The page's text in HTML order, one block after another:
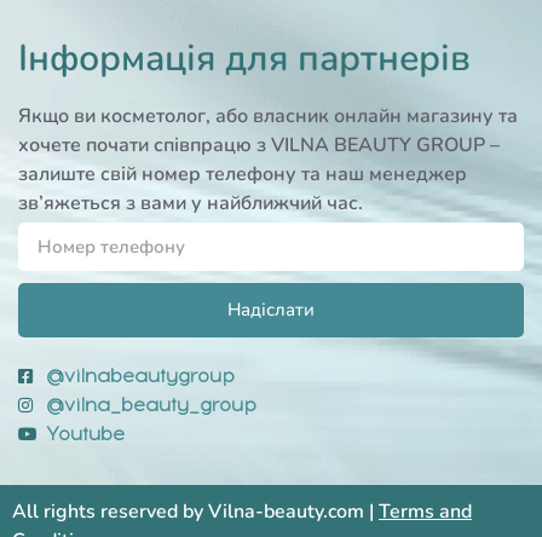
Інформація для партнерів
Якщо ви косметолог, або власник онлайн магазину та
хочете почати співпрацю з VILNA BEAUTY GROUP –
залиште свій номер телефону та наш менеджер
зв’яжеться з вами у найближчий час.
Надіслати
@vilnabeautygroup
@vilna_beauty_group
Youtube
All rights reserved by Vilna-beauty.com | Terms and